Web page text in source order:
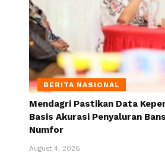
BERITA NASIONAL
Mendagri Pastikan Data
Basis Akurasi Penyaluran
Numfor
August 4, 2026